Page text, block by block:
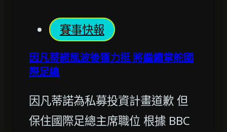
賽事快報
因凡蒂諾風波後獲力挺 將繼續掌舵國
際足總
因凡蒂諾為私募投資計畫道歉 但
保住國際足總主席職位 根據 BBC